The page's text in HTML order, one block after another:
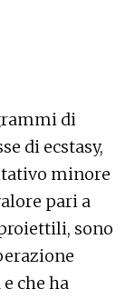
di
di ecstasy,
minore
pari a
sono
che ha